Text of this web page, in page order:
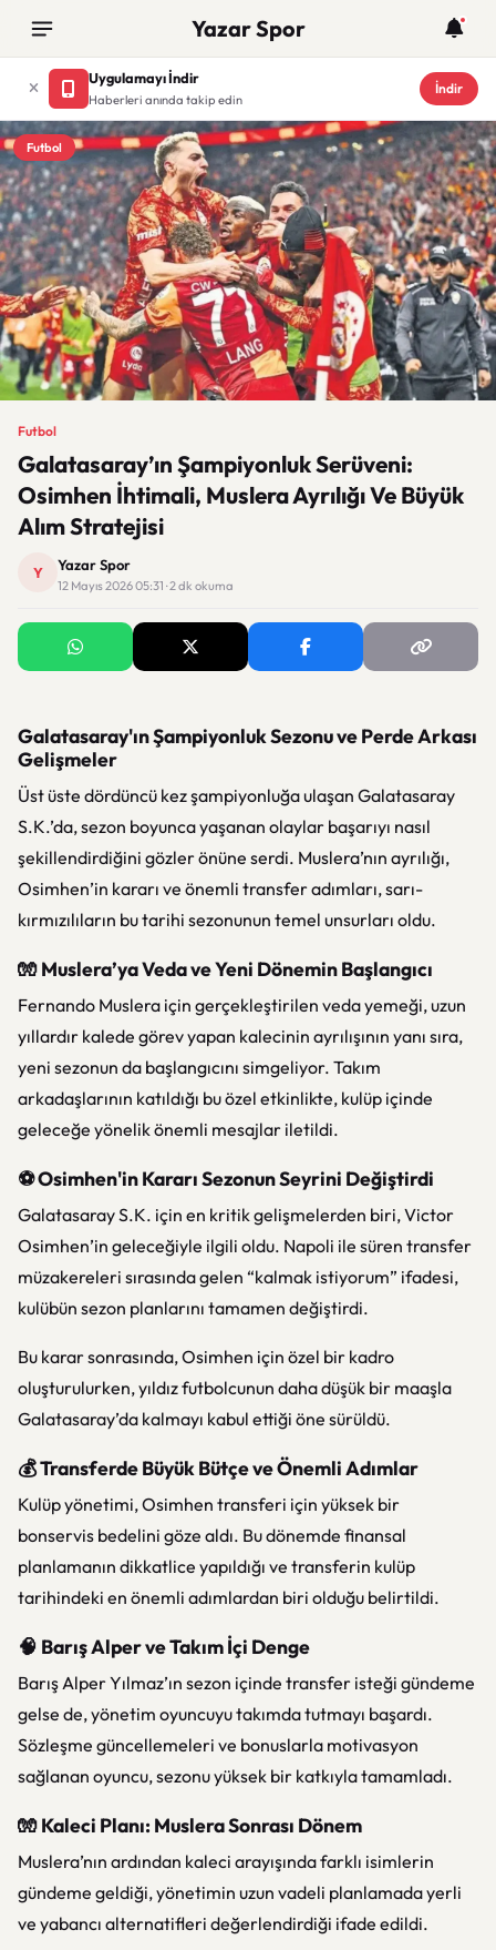
Yazar Spor
Uygulamayı İndir
Haberleri anında takip edin
İndir
Futbol
Futbol
Galatasaray’ın Şampiyonluk Serüveni:
Osimhen İhtimali, Muslera Ayrılığı Ve Büyük
Alım Stratejisi
Y Yazar Spor
12 Mayıs 2026 05:31 · 2 dk okuma
Galatasaray'ın Şampiyonluk Sezonu ve Perde Arkası
Gelişmeler
Üst üste dördüncü kez şampiyonluğa ulaşan Galatasaray
S.K.’da, sezon boyunca yaşanan olaylar başarıyı nasıl
şekillendirdiğini gözler önüne serdi. Muslera’nın ayrılığı,
Osimhen’in kararı ve önemli transfer adımları, sarı-
kırmızılıların bu tarihi sezonunun temel unsurları oldu.
🧤 Muslera’ya Veda ve Yeni Dönemin Başlangıcı
Fernando Muslera için gerçekleştirilen veda yemeği, uzun
yıllardır kalede görev yapan kalecinin ayrılışının yanı sıra,
yeni sezonun da başlangıcını simgeliyor. Takım
arkadaşlarının katıldığı bu özel etkinlikte, kulüp içinde
geleceğe yönelik önemli mesajlar iletildi.
⚽ Osimhen'in Kararı Sezonun Seyrini Değiştirdi
Galatasaray S.K. için en kritik gelişmelerden biri, Victor
Osimhen’in geleceğiyle ilgili oldu. Napoli ile süren transfer
müzakereleri sırasında gelen “kalmak istiyorum” ifadesi,
kulübün sezon planlarını tamamen değiştirdi.
Bu karar sonrasında, Osimhen için özel bir kadro
oluşturulurken, yıldız futbolcunun daha düşük bir maaşla
Galatasaray’da kalmayı kabul ettiği öne sürüldü.
💰 Transferde Büyük Bütçe ve Önemli Adımlar
Kulüp yönetimi, Osimhen transferi için yüksek bir
bonservis bedelini göze aldı. Bu dönemde finansal
planlamanın dikkatlice yapıldığı ve transferin kulüp
tarihindeki en önemli adımlardan biri olduğu belirtildi.
🧠 Barış Alper ve Takım İçi Denge
Barış Alper Yılmaz’ın sezon içinde transfer isteği gündeme
gelse de, yönetim oyuncuyu takımda tutmayı başardı.
Sözleşme güncellemeleri ve bonuslarla motivasyon
sağlanan oyuncu, sezonu yüksek bir katkıyla tamamladı.
🧤 Kaleci Planı: Muslera Sonrası Dönem
Muslera’nın ardından kaleci arayışında farklı isimlerin
gündeme geldiği, yönetimin uzun vadeli planlamada yerli
ve yabancı alternatifleri değerlendirdiği ifade edildi.